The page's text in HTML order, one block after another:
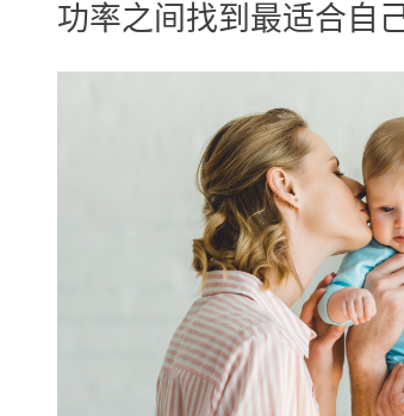
功率之间找到最适合自